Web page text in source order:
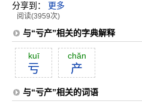
分享到： 更多
阅读(3959次)
与“亏产”相关的字典解释
kuī
亏
chăn
产
与“亏产”相关的词语